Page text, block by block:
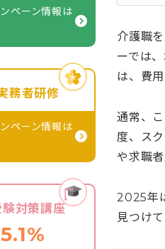
ペーン情報 は
務者研修
ペーン情報 は
対策講座
介護職を
ーでは
は、費
通常、
度、ス
や求職
2025年
見つけ